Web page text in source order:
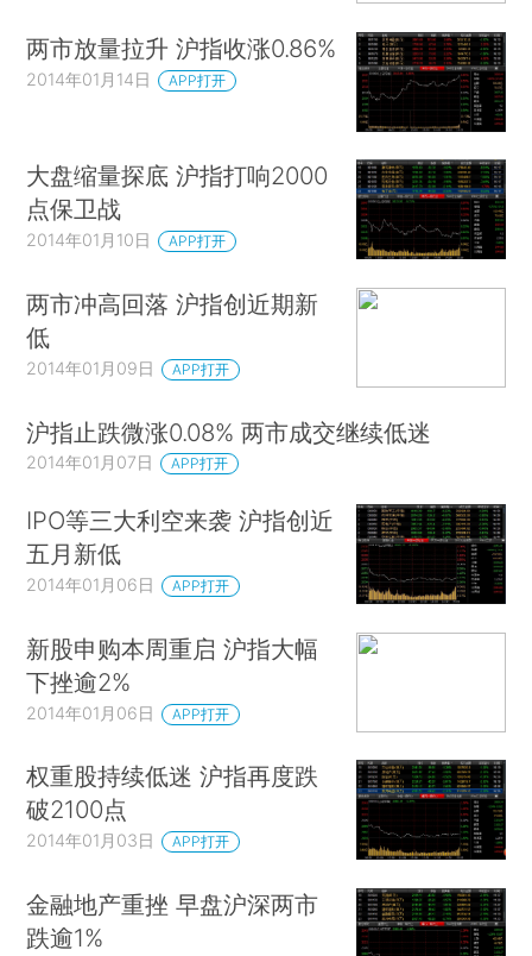
两市放量拉升 沪指收涨0.86%
2014年01月14日 APP打开
大盘缩量探底 沪指打响2000
点保卫战
2014年01月10日 APP打开
两市冲高回落 沪指创近期新
低
2014年01月09日 APP打开
沪指止跌微涨0.08% 两市成交继续低迷
2014年01月07日 APP打开
IPO等三大利空来袭 沪指创近
五月新低
2014年01月06日 APP打开
新股申购本周重启 沪指大幅
下挫逾2%
2014年01月06日 APP打开
权重股持续低迷 沪指再度跌
破2100点
2014年01月03日 APP打开
金融地产重挫 早盘沪深两市
跌逾1%